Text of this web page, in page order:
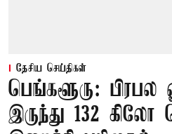
தேசிய செய்திகள்
பெங்களூரு:
இருந்து 132